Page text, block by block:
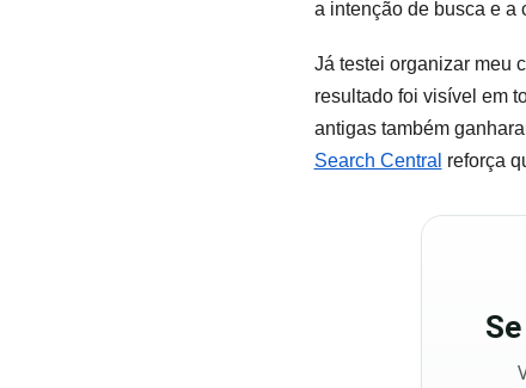
a intenção de busca e a
Já testei organizar meu
resultado foi visível em
antigas também
Search Central reforça